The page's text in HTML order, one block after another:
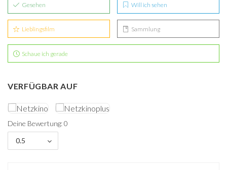
Gesehen Will ich sehen
Lieblingsfilm Sammlung
Schaue ich gerade
VERFÜGBAR AUF
Deine Bewertung: 0
0.5